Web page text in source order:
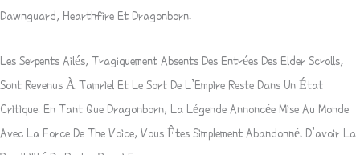
Dawnguard, Hearthfire Et Dragonborn.
Les Serpents Ailés, Tragiquement Absents Des Entrées Des Elder Scrolls,
Sont Revenus À Tamriel Et Le Sort De L’Empire Reste Dans Un État
Critique. En Tant Que Dragonborn, La Légende Annoncée Mise Au Monde
Avec La Force De The Voice, Vous Êtes Simplement Abandonné. D’avoir La